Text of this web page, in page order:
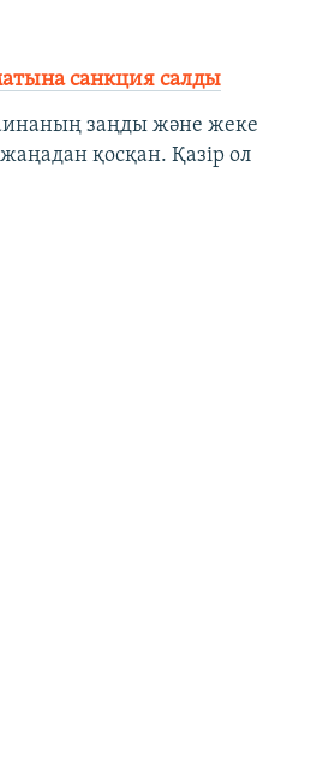
санкция салды
заңды және жеке
қосқан. Қазір ол